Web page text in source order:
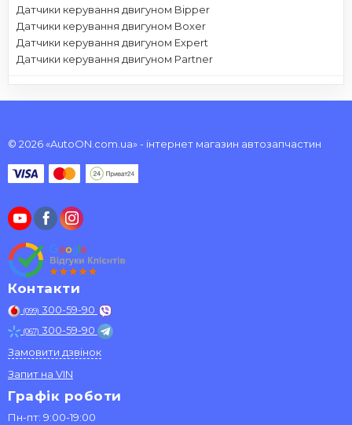
Датчики керування двигуном Bipper
Датчики керування двигуном Boxer
Датчики керування двигуном Expert
Датчики керування двигуном Partner
© 2026 «AutoON.com.ua» - інтернет магазин автозапчастин
Контакти
(099) 300-59-90
(067) 300-59-90
Замовити дзвінок
Запит на VIN
Графік роботи
Пн-пт: 9:00-19:00